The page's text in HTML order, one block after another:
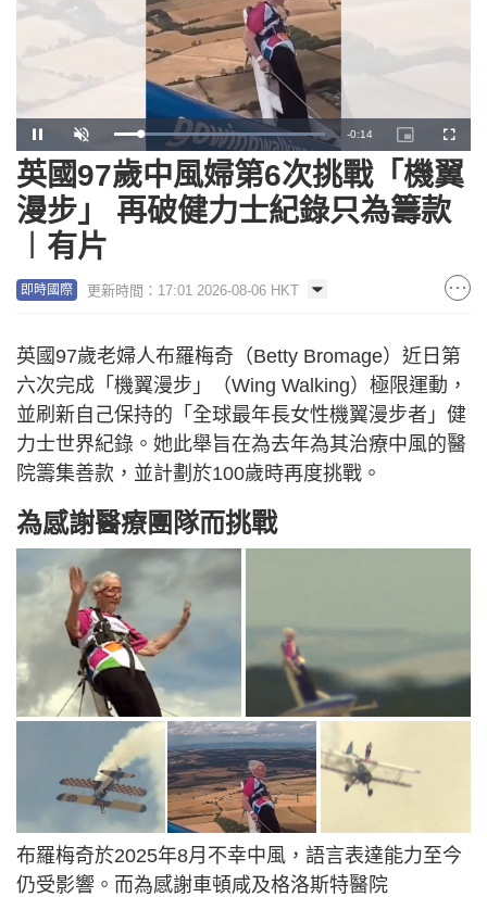
Pause Unmute Loaded:
100.00%
Remaining
Time
-0:13
Picture-
in-
Picture
英國97歲中風婦第6次挑戰「機翼
漫步」 再破健力士紀錄只為籌款
︱有片
即時國際 更新時間：17:01 2026-08-06 HKT
英國97歲老婦人布羅梅奇（Betty Bromage）近日第
六次完成「機翼漫步」（Wing Walking）極限運動，
並刷新自己保持的「全球最年長女性機翼漫步者」健
力士世界紀錄。她此舉旨在為去年為其治療中風的醫
院籌集善款，並計劃於100歲時再度挑戰。
為感謝醫療團隊而挑戰
布羅梅奇於2025年8月不幸中風，語言表達能力至今
仍受影響。而為感謝車頓咸及格洛斯特醫院